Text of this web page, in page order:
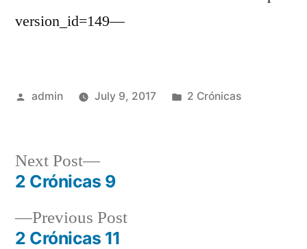
version_id=149—
Posted
admin July 9, 2017
Posted
2 Crónicas
Post
navigation
Previous PostPrevious
2 Crónicas 11
Next Post
Next
post:
2 Crónicas 9